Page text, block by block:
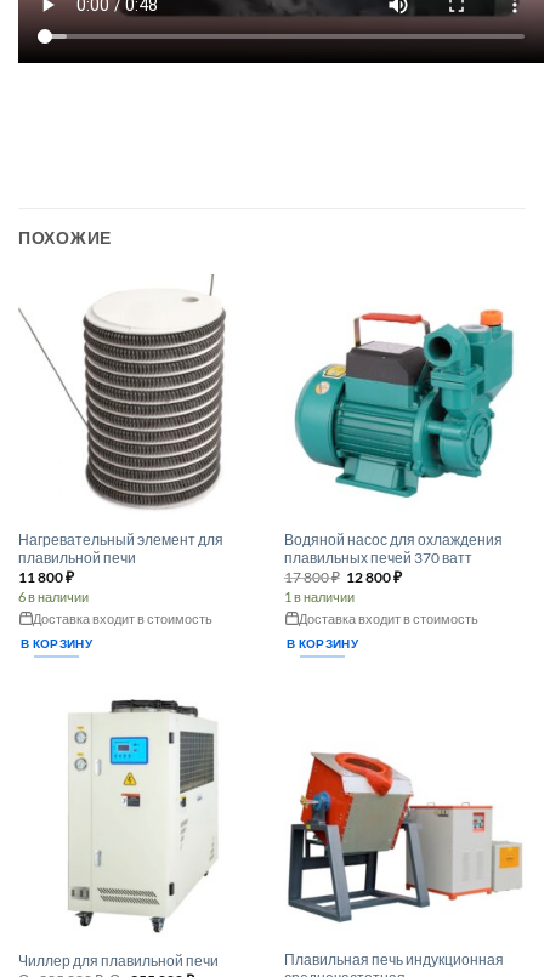
ПОХОЖИЕ
Нагревательный элемент для
плавильной печи
11 800₽
6 в наличии
Доставка входит в стоимость
В КОРЗИНУ
Водяной насос для охлаждения
плавильных печей 370 ватт
17 800₽ Первоначальная
составляла
17 800 ₽.
12 800₽Текущая
1 в наличии
Доставка входит в стоимость
В КОРЗИНУ
Чиллер для плавильной печи
Плавильная печь индукционная